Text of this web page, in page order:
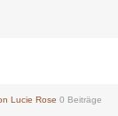
Lucie Rose 0 Beiträge